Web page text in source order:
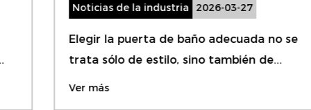
Noticias de la industria 2026-03-27
Elegir la puerta de baño adecuada no se
trata sólo de estilo, sino también de...